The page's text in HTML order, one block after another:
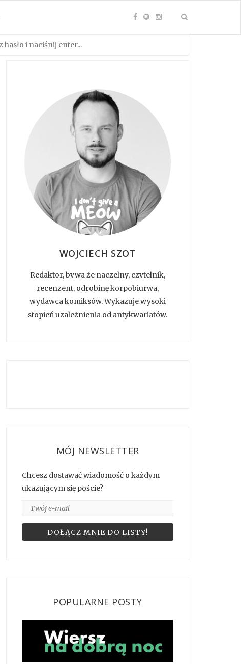
WOJCIECH SZOT
Redaktor, bywa że naczelny, czytelnik,
recenzent, odrobinę korpobiurwa,
wydawca komiksów. Wykazuje wysoki
stopień uzależnienia od antykwariatów.
MÓJ NEWSLETTER
Chcesz dostawać wiadomość o każdym
ukazującym się poście?
POPULARNE POSTY